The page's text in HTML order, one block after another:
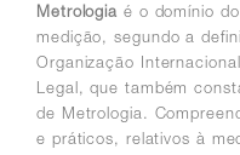
Metrologia é o domínio
medição, segundo a
Organização
Legal, que também
de Metrologia.
e práticos, relativos à